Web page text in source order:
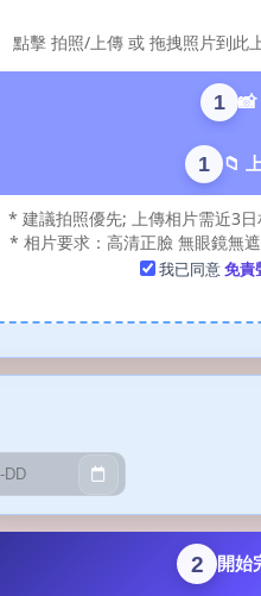
點擊 拍照/上傳 或 拖拽照片到此
1 📸
1 📁
* 建議拍照優先; 上傳相片需近3
* 相片要求：高清正臉 無眼鏡無
我已同意免責
2 開始